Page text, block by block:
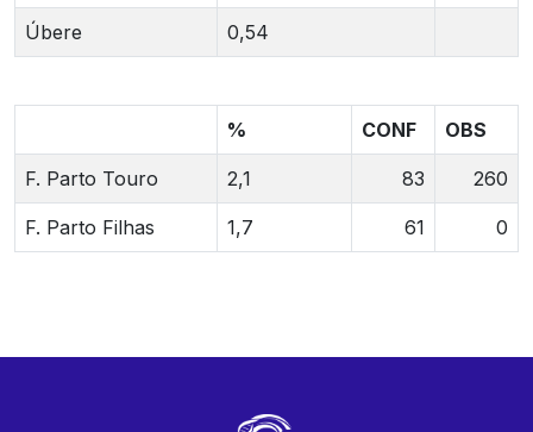
Úbere 0,54
% CONF OBS
F. Parto Touro 2,1 83 260
F. Parto Filhas 1,7 61 0